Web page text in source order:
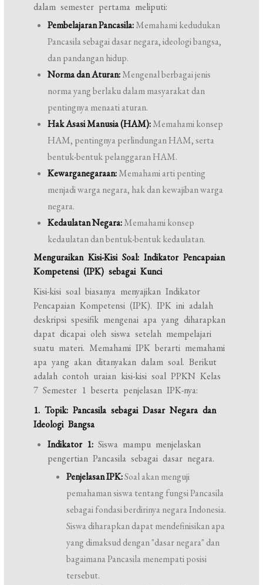
dalam semester pertama meliputi:
Pembelajaran Pancasila:Memahami kedudukan
Pancasila sebagai dasar negara, ideologi bangsa,
dan pandangan hidup.
Norma dan Aturan:Mengenal berbagai jenis
norma yang berlaku dalam masyarakat dan
pentingnya menaati aturan.
Hak Asasi Manusia (HAM):Memahami konsep
HAM, pentingnya perlindungan HAM, serta
bentuk-bentuk pelanggaran HAM.
Kewarganegaraan:Memahami arti penting
menjadi warga negara, hak dan kewajiban warga
negara.
Kedaulatan Negara:Memahami konsep
kedaulatan dan bentuk-bentuk kedaulatan.
Menguraikan Kisi-Kisi Soal: Indikator Pencapaian
Kompetensi (IPK) sebagai Kunci
Kisi-kisi soal biasanya menyajikan Indikator
Pencapaian Kompetensi (IPK). IPK ini adalah
deskripsi spesifik mengenai apa yang diharapkan
dapat dicapai oleh siswa setelah mempelajari
suatu materi. Memahami IPK berarti memahami
apa yang akan ditanyakan dalam soal. Berikut
adalah contoh uraian kisi-kisi soal PPKN Kelas
7 Semester 1 beserta penjelasan IPK-nya:
1. Topik: Pancasila sebagai Dasar Negara dan
Ideologi Bangsa
Indikator 1: Siswa mampu menjelaskan
pengertian Pancasila sebagai dasar negara.
Penjelasan IPK:Soal akan menguji
pemahaman siswa tentang fungsi Pancasila
sebagai fondasi berdirinya negara Indonesia.
Siswa diharapkan dapat mendefinisikan apa
yang dimaksud dengan "dasar negara" dan
bagaimana Pancasila menempati posisi
tersebut.